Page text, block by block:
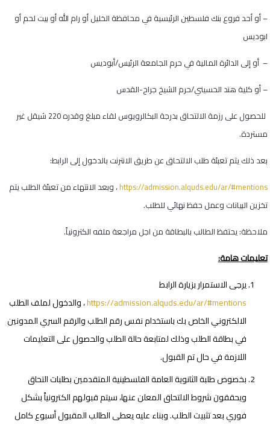
– أو أحد فروع بنك فلسطين الرئيسية في محافظة الخليل أو رام الله أو بيت لحم أو
ابوديس
– أو إلى الدائرة المالية في حرم الجامعة الرئيس/أبوديس
– أو كلية هند الحسيني/حرم الشيخ جراح-القدس
للحصول على رزمة الالتحاق بدرجة البكالرويوس لقاء مبلغ وقدره 220 شيقل غير
مستردة.
بعد ذلك يتم تعبئة طلب الالتحاق عن طريق الانترنت بالدخول إلى الرابط:
https://admission.alquds.edu/ar/#mentions، وبعد الانتهاء من تعبئة الطلب يتم
تخزين البيانات وعمل حفظ نهائي للطلب.
ملاحظة: يحتفظ الطالب بالبطاقة من اجل مراجعة ملفه الكترونياً.
تعليمات هامة:
يرجى الاستمرار بزيارة الرابط
https://admission.alquds.edu/ar/#mentions، والدخول لملف الطلب
الالكتروني الخاص بك باستخدام نفس رقم الطلب والرقم السري المدونين
في بطاقة الطلب وذلك لمتابعة حالة الطلب والحصول على التعليمات
اللازمة في حال تم القبول.
بخصوص طلبة الثانوية العامة الفلسطينية المتقدمين بطلبات التحاق
ويحققون شروط الالتحاق المعلن عنها، سيتم قبولهم الكترونياً بشكل
فوري بعد تثبيت الطلب. وبناء عليه يعطى الطالب المقبول أسبوع كامل